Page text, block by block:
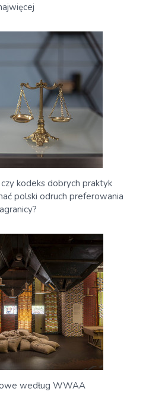
kodeks dobrych praktyk
polski odruch preferowania
według WWAA